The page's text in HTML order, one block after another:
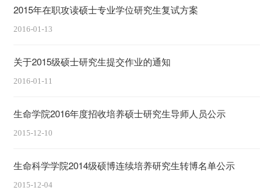
2015年在职攻读硕士专业学位研究生复试方案
2016-01-13
关于2015级硕士研究生提交作业的通知
2016-01-11
生命学院2016年度招收培养硕士研究生导师人员公示
2015-12-10
生命科学学院2014级硕博连续培养研究生转博名单公示
2015-12-04